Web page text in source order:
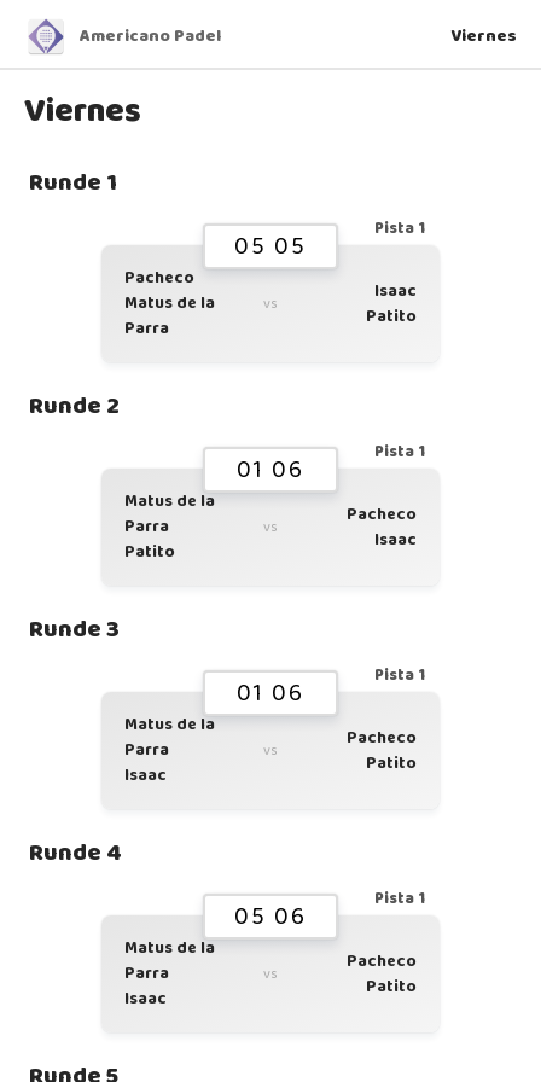
Americano Padel Viernes
Viernes
Runde 1
Pista 1
05 05
Pacheco
Matus de la
Parra
vs
Isaac
Patito
Runde 2
Pista 1
01 06
Matus de la
Parra
Patito
vs
Pacheco
Isaac
Runde 3
Pista 1
01 06
Matus de la
Parra
Isaac
vs
Pacheco
Patito
Runde 4
Pista 1
05 06
Matus de la
Parra
Isaac
vs
Pacheco
Patito